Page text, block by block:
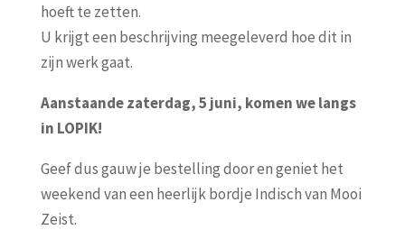
hoeft te zetten.
U krijgt een beschrijving meegeleverd hoe dit in
zijn werk gaat.
Aanstaande zaterdag, 5 juni, komen we langs
in LOPIK!
Geef dus gauw je bestelling door en geniet het
weekend van een heerlijk bordje Indisch van Mooi
Zeist.